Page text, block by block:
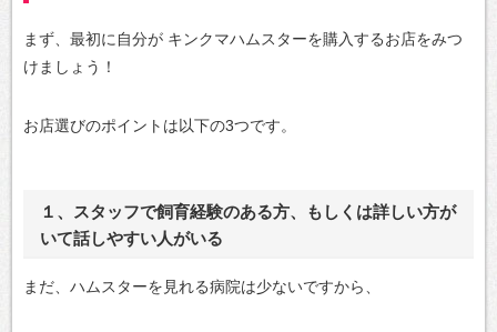
まず、最初に自分が キンクマハムスターを購入するお店をみつ
けましょう！
お店選びのポイントは以下の3つです。
１、スタッフで飼育経験のある方、もしくは詳しい方が
いて話しやすい人がいる
まだ、ハムスターを見れる病院は少ないですから、